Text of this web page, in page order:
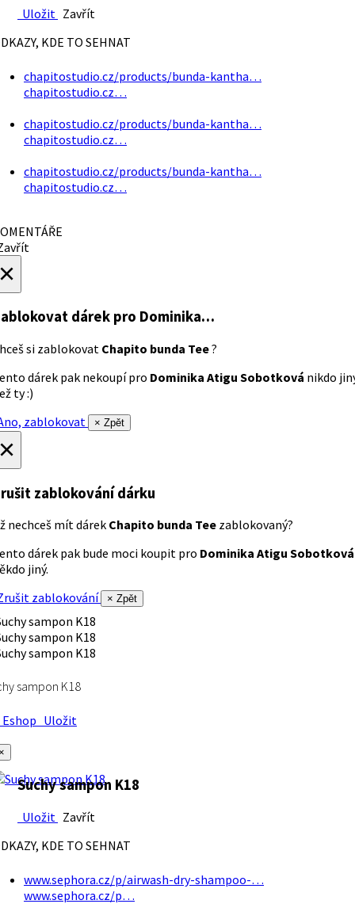
Uložit Zavřít
KDE TO SEHNAT
chapitostudio.cz/products/bunda-kantha…
chapitostudio.cz…
chapitostudio.cz/products/bunda-kantha…
chapitostudio.cz…
chapitostudio.cz/products/bunda-kantha…
chapitostudio.cz…
dárek pro Dominika…
si zablokovat Chapito bunda Tee?
dárek pak nekoupí pro Dominika Atigu Sobotková nikdo
ty :)
zablokovat
× Zpět
zablokování dárku
nechceš mít dárek Chapito bunda Tee zablokovaný?
dárek pak bude moci koupit pro Dominika Atigu Sobotková
jiný.
zablokování
× Zpět
sampon K18
Uložit
Suchy sampon K18
Uložit Zavřít
KDE TO SEHNAT
www.sephora.cz/p/airwash-dry-shampoo-…
www.sephora.cz/p…